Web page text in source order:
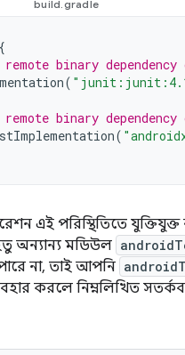
{
binary
(
binary
(
এই পরিস্থিতিতে যুক্তিযুক্ত
অন্যান্য মডিউল
না, তাই আপনি
করলে নিম্নলিখিত